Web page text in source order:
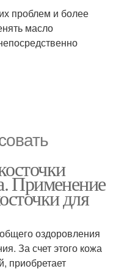
проблем и более
масло
Применение
для
оздоровления
За счет этого кожа
приобретает